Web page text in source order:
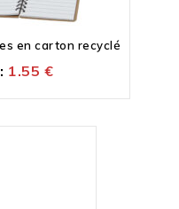
en carton recyclé
1.55€